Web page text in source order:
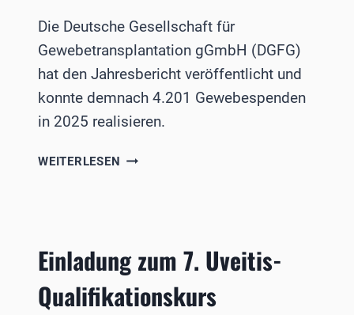
Die Deutsche Gesellschaft für
Gewebetransplantation gGmbH (DGFG)
hat den Jahresbericht veröffentlicht und
konnte demnach 4.201 Gewebespenden
in 2025 realisieren.
WEITERLESEN DGFG
DER
GEWEBESPENDE
Einladung zum 7. Uveitis-
Qualifikationskurs